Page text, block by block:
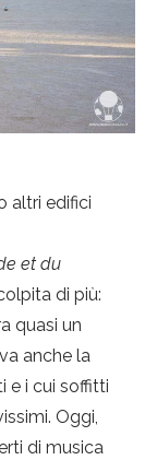
altri edifici
et du
di più:
quasi un
anche la
e i cui soffitti
Oggi,
di musica